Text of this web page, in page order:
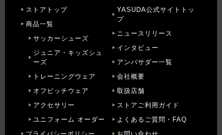
ストアトップ
商品一覧
サッカーシューズ
ジュニア・キッズシュ
ーズ
トレーニングウェア
オフピッチウェア
アクセサリー
ユニフォーム オーダー
YASUDA公式サイトトッ
プ
ニュースリリース
インタビュー
アンバサダー一覧
会社概要
取扱店舗
ストアご利用ガイド
よくあるご質問・FAQ